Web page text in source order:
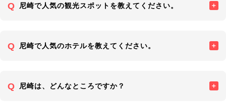
尼崎で人気の観光スポットを教えてください。
尼崎で人気のホテルを教えてください。
尼崎は、どんなところですか？